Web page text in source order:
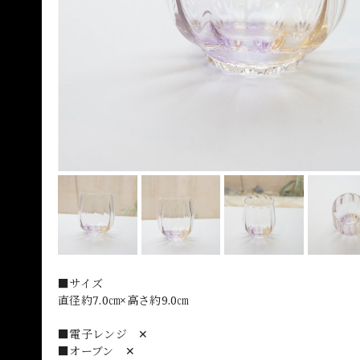
■サイズ
直径約7.0㎝×高さ約9.0㎝
■電子レンジ ✕
■オーブン ✕